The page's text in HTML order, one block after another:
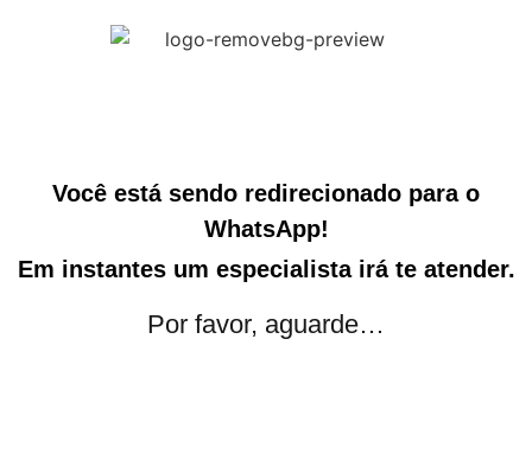
Você está sendo redirecionado para o
WhatsApp!
Em instantes um especialista irá te atender.
Por favor, aguarde…